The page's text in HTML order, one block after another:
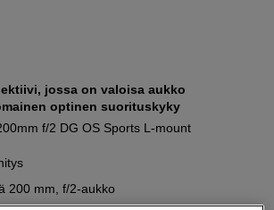
jossa on valoisa aukko
optinen suorituskyky
f/2 DG OS Sports L-mount
200 mm, f/2-aukko